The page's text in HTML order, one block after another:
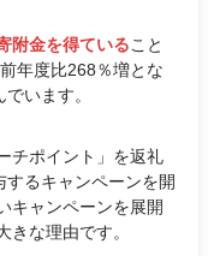
附金を得ていること
年度比268％増とな
います。
チポイント」を返礼
るキャンペーンを開
キャンペーンを展開
きな理由です。